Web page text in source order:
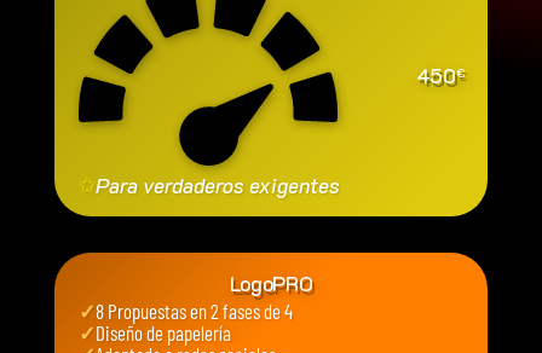
450€
✩Para verdaderos exigentes
LogoPRO
✓8 Propuestas en 2 fases de 4
✓Diseño de papelería